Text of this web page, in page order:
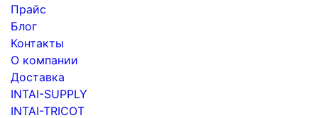
Прайс
Блог
Контакты
О компании
Доставка
INTAI-SUPPLY
INTAI-TRICOT